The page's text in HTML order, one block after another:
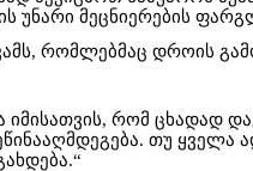
უნარი მეცნიერების
რომლებმაც დროის
იმისათვის, რომ ცხადად
თუ ყველა